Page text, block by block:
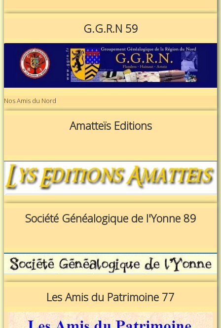
G.G.R.N 59
Nos Amis du Nord
Amatteïs Editions
Société Généalogique de l'Yonne 89
Les Amis du Patrimoine 77